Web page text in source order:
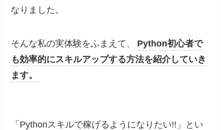
なりました。
そんな私の実体験をふまえて、
Python初心者で
も効率的にスキルアップする方法を紹介していき
ます。
「Pythonスキルで稼げるようになりたい!!」とい